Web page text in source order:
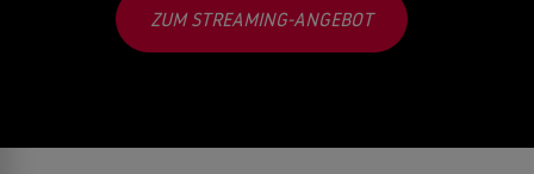
ZUM STREAMING-ANGEBOT